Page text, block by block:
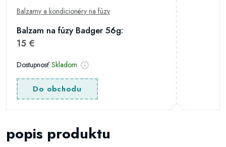
Balzamy a kondicionéry na fúzy
Balzam na fúzy Badger 56g:
15 €
Dostupnosť Skladom
Do obchodu
popis produktu